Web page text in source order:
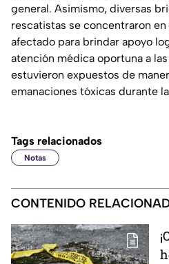
general. Asimismo, diversas
rescatistas se concentraron
afectado para brindar apoyo
atención médica oportuna a
estuvieron expuestos de
emanaciones tóxicas durante
Tags relacionados
Notas
CONTENIDO